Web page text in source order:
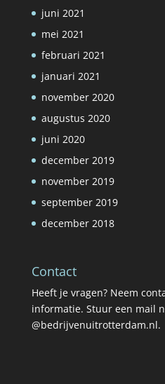
juni 2021
mei 2021
februari 2021
januari 2021
november 2020
augustus 2020
juni 2020
december 2019
november 2019
september 2019
december 2018
Contact
Heeft je vragen? Neem
informatie. Stuur een mail
@bedrijvenuitrotterdam.nl.